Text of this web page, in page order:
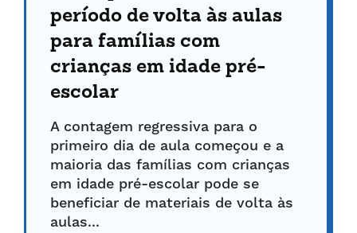
período de volta às aulas
para famílias com
crianças em idade pré-
escolar
A contagem regressiva para o
primeiro dia de aula começou e a
maioria das famílias com crianças
em idade pré-escolar pode se
beneficiar de materiais de volta às
aulas...